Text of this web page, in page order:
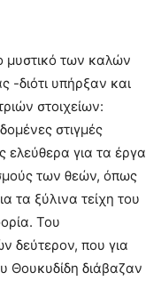
μυστικό των καλών
-διότι υπήρξαν και
στοιχείων:
στιγμές
για τα έργα
των θεών, όπως
τα ξύλινα τείχη του
Του
δεύτερον, που για
Θουκυδίδη διάβαζαν